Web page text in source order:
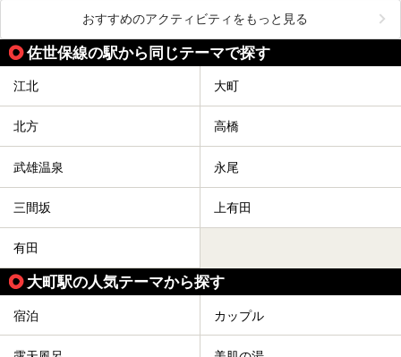
おすすめのアクティビティをもっと見る
佐世保線の駅から同じテーマで探す
江北 大町
北方 高橋
武雄温泉 永尾
三間坂 上有田
有田
大町駅の人気テーマから探す
宿泊 カップル